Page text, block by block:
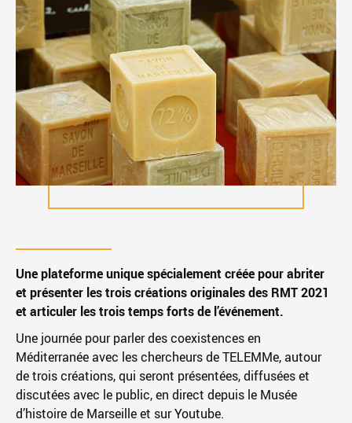
Une plateforme unique spécialement créée pour abriter
et présenter les trois créations originales des RMT 2021
et articuler les trois temps forts de l’événement.
Une journée pour parler des coexistences en
Méditerranée avec les chercheurs de TELEMMe, autour
de trois créations, qui seront présentées, diffusées et
discutées avec le public, en direct depuis le Musée
d’histoire de Marseille et sur Youtube.